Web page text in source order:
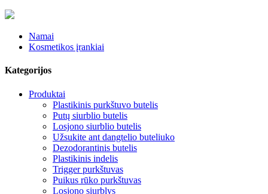
Namai
Kosmetikos įrankiai
Kategorijos
Produktai
Plastikinis purkštuvo butelis
Putų siurblio butelis
Losjono siurblio butelis
Užsukite ant dangtelio buteliuko
Dezodorantinis butelis
Plastikinis indelis
Trigger purkštuvas
Puikus rūko purkštuvas
Losjono siurblys